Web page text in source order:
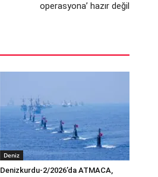
operasyona’ hazır değil
Deniz
Denizkurdu-2/2026’da ATMACA,